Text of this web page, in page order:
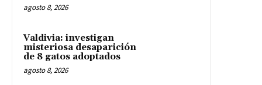
agosto 8, 2026
Valdivia: investigan
misteriosa desaparición
de 8 gatos adoptados
agosto 8, 2026